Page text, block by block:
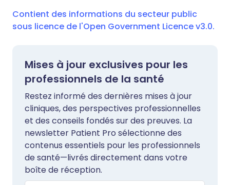
Contient des informations du secteur public
sous licence de l'Open Government Licence v3.0.
Mises à jour exclusives pour les
professionnels de la santé
Restez informé des dernières mises à jour
cliniques, des perspectives professionnelles
et des conseils fondés sur des preuves. La
newsletter Patient Pro sélectionne des
contenus essentiels pour les professionnels
de santé—livrés directement dans votre
boîte de réception.